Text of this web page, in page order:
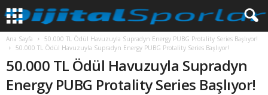
Ana Sayfa
50.000 TL Ödül Havuzuyla Supradyn Energy PUBG Protality Series Başlıyor!
50.000 TL Ödül Havuzuyla Supradyn Energy PUBG Protality Series Başlıyor!
50.000 TL Ödül Havuzuyla Supradyn
Energy PUBG Protality Series Başlıyor!